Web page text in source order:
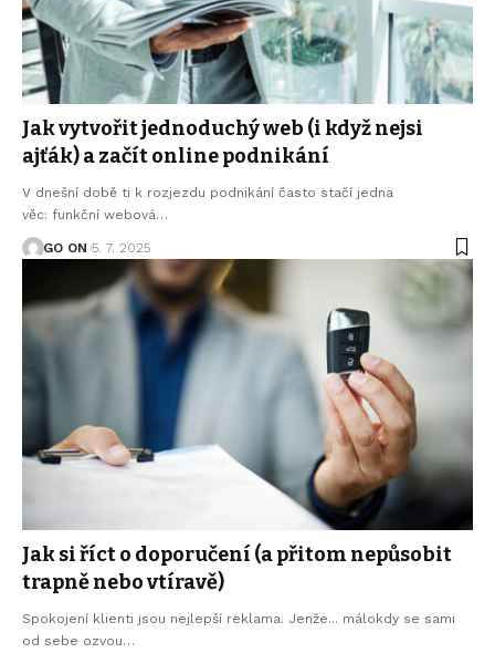
Jak vytvořit jednoduchý web (i když nejsi
ajťák) a začít online podnikání
V dnešní době ti k rozjezdu podnikání často stačí jedna
věc: funkční webová…
GO ON 5. 7. 2025
Jak si říct o doporučení (a přitom nepůsobit
trapně nebo vtíravě)
Spokojení klienti jsou nejlepší reklama. Jenže... málokdy se sami
od sebe ozvou…